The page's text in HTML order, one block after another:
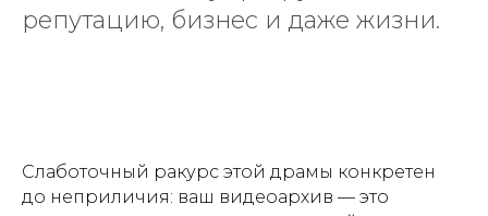
репутацию, бизнес и даже жизни.
Слаботочный ракурс этой драмы конкретен
до неприличия: ваш видеоархив — это